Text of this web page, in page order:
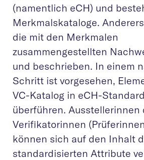
(namentlich eCH) und
Merkmalskataloge.
die mit den Merkmalen
zusammengestellten
und beschrieben. In einem
Schritt ist vorgesehen,
VC-Katalog in eCH-
überführen. Ausstellerinnen
Verifikatorinnen
können sich auf den Inhalt
standardisierten Attribute